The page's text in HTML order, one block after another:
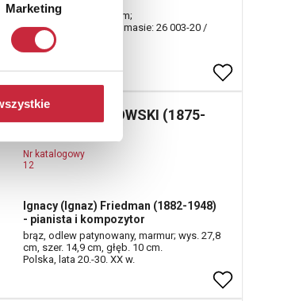
Marketing
biskwit; 20 x 15 x 20 cm;
na spodzie wyciski w masie: 26 003-20 /
1980;
Xawery DUNIKOWSKI (1875-
Nr katalogowy
12
Ignacy (Ignaz) Friedman (1882-1948)
- pianista i kompozytor
brąz, odlew patynowany, marmur; wys. 27,8
cm, szer. 14,9 cm, głęb. 10 cm.
Polska, lata 20.-30. XX w.